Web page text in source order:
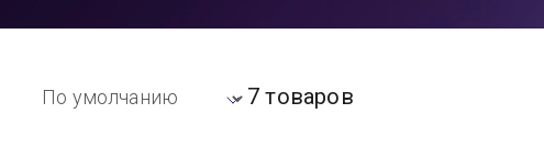
7 товаров